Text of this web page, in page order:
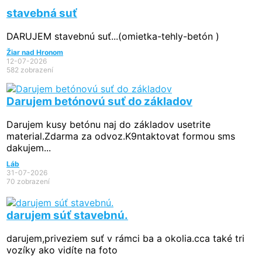
stavebná suť
DARUJEM stavebnú suť...(omietka-tehly-betón )
Žiar nad Hronom
12-07-2026
582 zobrazení
Darujem betónovú suť do základov
Darujem kusy betónu naj do základov usetrite
material.Zdarma za odvoz.K9ntaktovat formou sms
dakujem...
Láb
31-07-2026
70 zobrazení
darujem súť stavebnú.
darujem,priveziem suť v rámci ba a okolia.cca také tri
vozíky ako vidíte na foto